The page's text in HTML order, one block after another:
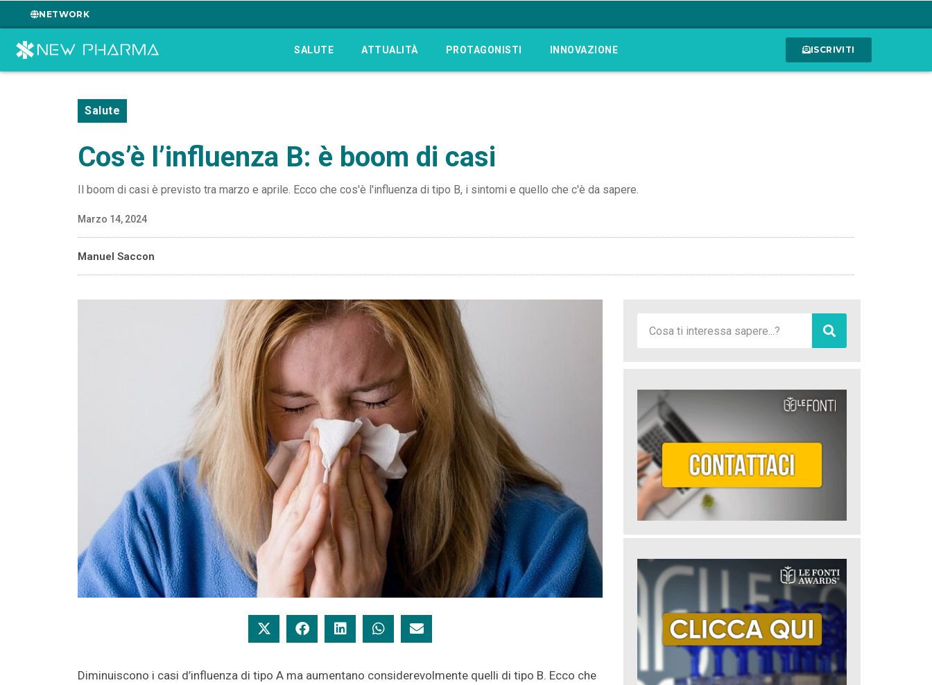
NETWORK
SALUTE ATTUALITÀ PROTAGONISTI INNOVAZIONE ISCRIVITI
Salute
Cos’è l’influenza B: è boom di casi
Il boom di casi è previsto tra marzo e aprile. Ecco che cos'è l'influenza di tipo B, i sintomi e quello che c'è da sapere.
Marzo 14, 2024
Manuel Saccon
Diminuiscono i casi d’influenza di tipo A ma aumentano considerevolmente quelli di tipo B. Ecco che